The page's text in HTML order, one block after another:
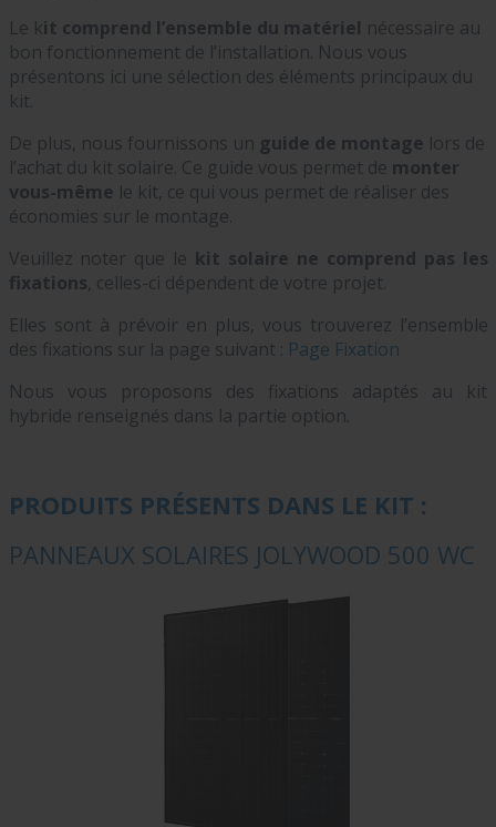
Le kit comprend l’ensemble du matériel nécessaire au
bon fonctionnement de l’installation. Nous vous
présentons ici une sélection des éléments principaux du
kit.
De plus, nous fournissons un guide de montage lors de
l’achat du kit solaire. Ce guide vous permet de monter
vous-même le kit, ce qui vous permet de réaliser des
économies sur le montage.
Veuillez noter que le kit solaire ne comprend pas les
fixations , celles-ci dépendent de votre projet.
Elles sont à prévoir en plus, vous trouverez l’ensemble
des fixations sur la page suivant : Page Fixation
Nous vous proposons des fixations adaptés au kit
hybride renseignés dans la partie option.
PRODUITS PRÉSENTS DANS LE KIT :
PANNEAUX SOLAIRES JOLYWOOD 500 WC